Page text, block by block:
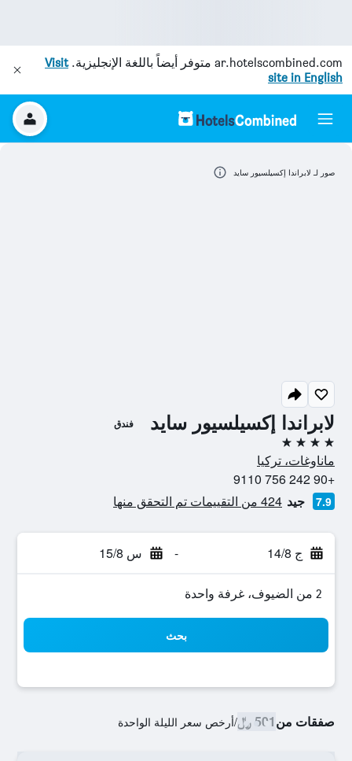
ar.hotelscombined.com متوفر أيضاً باللغة الإنجليزية.Visit
site in English
لابراندا إكسيلسيور سايد فندق
4 نجوم
ماناوغات، تركيا
+90 242 756 9110
7.9 جيد 424 من التقييمات تم التحقق منها
ج 14/8 - س 15/8
2 من الضيوف، غرفة واحدة
بحث
صفقات من501 ﷼ /أرخص سعر الليلة الواحدة
صور لـ لابراندا إكسيلسيور سايد